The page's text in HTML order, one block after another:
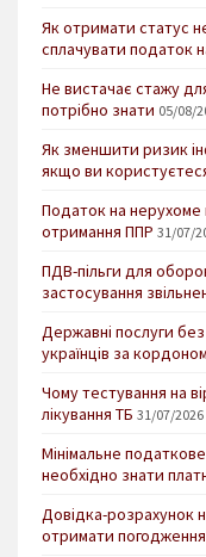
Як отримати статус
сплачувати податок
Не вистачає стажу
потрібно знати 05/08/
Як зменшити ризик
якщо ви
Податок на нерухоме
отримання ППР 31/07/
ПДВ-пільги для
застосування
Державні послуги
українців за
Чому тестування на
лікування ТБ 31/07/2026
Мінімальне
необхідно знати
Довідка-розрахунок
отримати